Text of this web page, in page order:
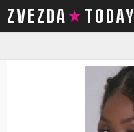
ZVEZDA TODAY